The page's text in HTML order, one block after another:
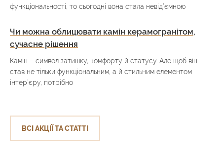
функціональності, то сьогодні вона стала невід’ємною
Чи можна облицювати камін керамогранітом,
сучасне рішення
Камін – символ затишку, комфорту й статусу. Але щоб він
став не тільки функціональним, а й стильним елементом
інтер’єру, потрібно
ВСІ АКЦІЇ ТА СТАТТІ